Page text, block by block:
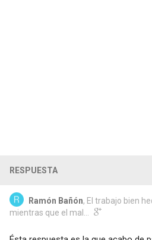
RESPUESTA
Ramón Bañón, El trabajo bien
mientras que el mal...